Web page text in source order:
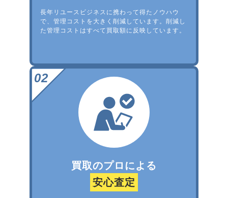
長年リユースビジネスに携わって得たノウハウ
で、管理コストを大きく削減しています。削減し
た管理コストはすべて買取額に反映しています。
買取のプロによる
安心査定